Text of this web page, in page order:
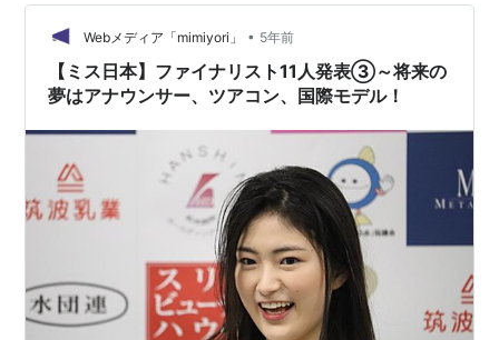
う、なかなかいたれりつくせりのツアーでした。 日本人
ガイドさんは、我々と年齢が近いこともあり、 移動中、
席が近い時などは冗談を言い合ったり、おやつの交換を
したり、 期間の制限はあ…
Webメディア「mimiyori」 • 5年前
【ミス日本】ファイナリスト11人発表③～将来の
夢はアナウンサー、ツアコン、国際モデル！